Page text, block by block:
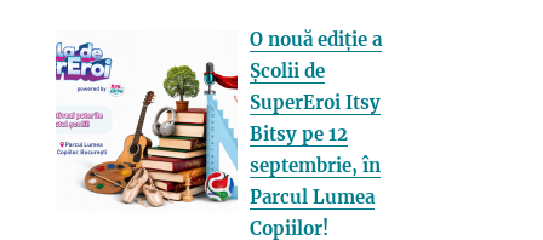
O nouă ediție a
Școlii de
SuperEroi Itsy
Bitsy pe 12
septembrie, în
Parcul Lumea
Copiilor!